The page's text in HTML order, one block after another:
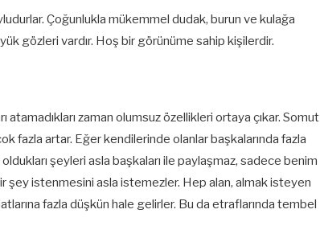
Çoğunlukla mükemmel dudak, burun ve kulağa
gözleri vardır. Hoş bir görünüme sahip kişilerdir.
atamadıkları zaman olumsuz özellikleri ortaya çıkar. Somut
fazla artar. Eğer kendilerinde olanlar başkalarında fazla
şeyleri asla başkaları ile paylaşmaz, sadece benim
şey istenmesini asla istemezler. Hep alan, almak isteyen
fazla düşkün hale gelirler. Bu da etraflarında tembel